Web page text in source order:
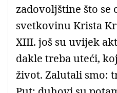
zadovoljštine što se
svetkovinu Krista
XIII. još su uvijek
dakle treba uteći,
život. Zalutali smo: